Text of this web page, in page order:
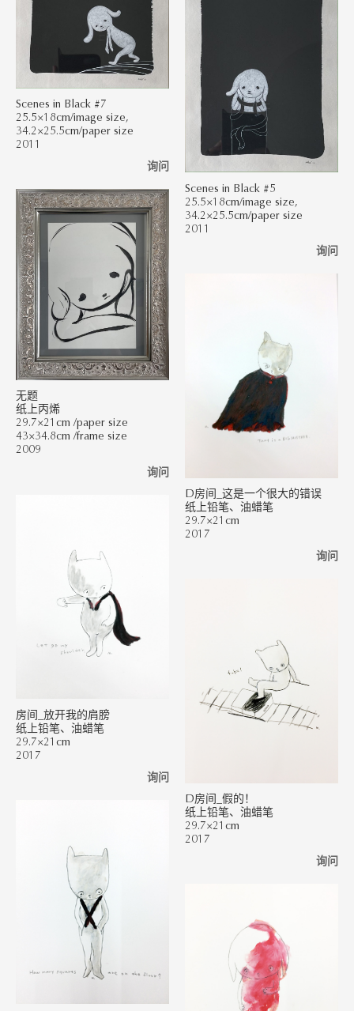
Scenes in Black #7
25.5×18cm/image size,
34.2×25.5cm/paper size
2011
询问
Scenes in Black #5
25.5×18cm/image size,
34.2×25.5cm/paper size
2011
询问
无题
纸上丙烯
29.7×21cm /paper size
43×34.8cm /frame size
2009
询问
D房间_这是一个很大的错误
纸上铅笔、油蜡笔
29.7×21cm
2017
询问
房间_放开我的肩膀
纸上铅笔、油蜡笔
29.7×21cm
2017
询问
D房间_假的！
纸上铅笔、油蜡笔
29.7×21cm
2017
询问